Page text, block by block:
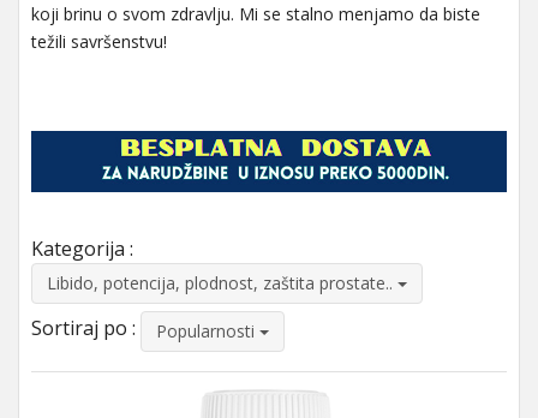
koji brinu o svom zdravlju. Mi se stalno menjamo da biste
težili savršenstvu!
Kategorija :
Libido, potencija, plodnost, zaštita prostate..
Sortiraj po : Popularnosti